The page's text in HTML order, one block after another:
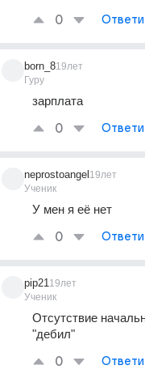
0
born_8
Гуру
19лет
зарплата
0
neprostoangel
Ученик
19лет
У мен я её нет
0
pip21
Ученик
19лет
Отсутствие
"дебил"
0